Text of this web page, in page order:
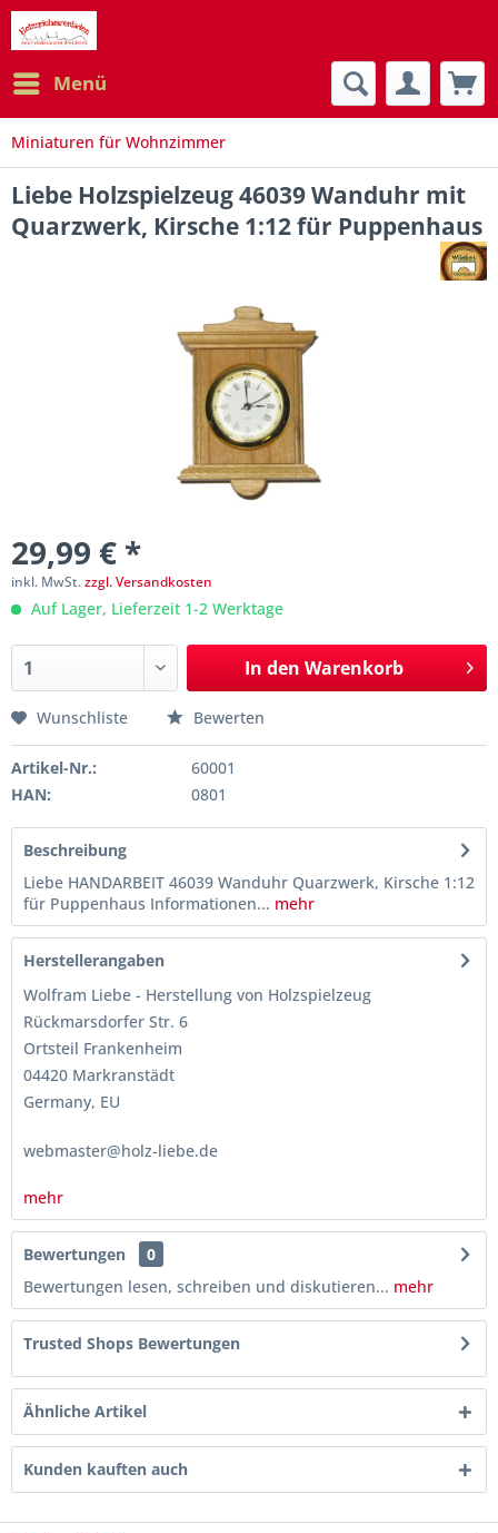
Menü
Miniaturen für Wohnzimmer
Liebe Holzspielzeug 46039 Wanduhr mit
Quarzwerk, Kirsche 1:12 für Puppenhaus
29,99 € *
inkl. MwSt.zzgl. Versandkosten
Auf Lager, Lieferzeit 1-2 Werktage
In den Warenkorb
Wunschliste Bewerten
Artikel-Nr.:
60001
HAN:
0801
Beschreibung
Liebe HANDARBEIT 46039 Wanduhr Quarzwerk, Kirsche 1:12
für Puppenhaus Informationen... mehr
Herstellerangaben
Wolfram Liebe - Herstellung von Holzspielzeug
Rückmarsdorfer Str. 6
Ortsteil Frankenheim
04420 Markranstädt
Germany, EU
webmaster@holz-liebe.de
mehr
Bewertungen
0
Bewertungen lesen, schreiben und diskutieren... mehr
Trusted Shops Bewertungen
Ähnliche Artikel
Kunden kauften auch